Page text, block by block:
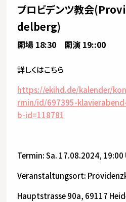
プロビデンツ教会
delberg)
開場 18:30 開演 19::00
詳しくはこちら
https://ekihd.de/kalender/
rmin/id/697395-
b-id=118781
Termin: Sa. 17.08.2024,
Veranstaltungsort:
Hauptstrasse 90a, 69117